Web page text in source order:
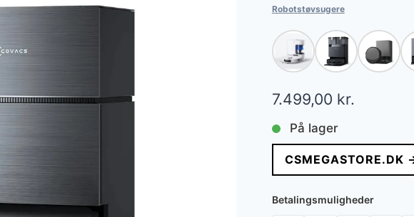
Robotstøvsugere
7.499,00 kr.
På lager
CSMEGASTORE.DK
Betalingsmuligheder